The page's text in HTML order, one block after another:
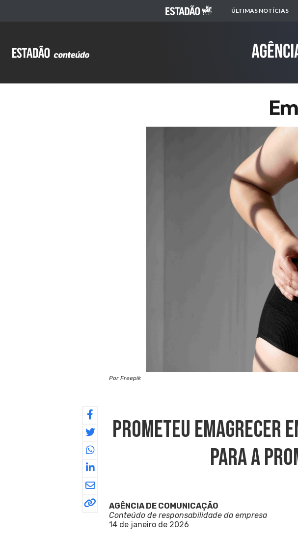
ÚLTIMAS NOTÍCIAS
Por Freepik
Prometeu Emagrecer
Para A
AGÊNCIA DE COMUNICAÇÃO
Conteúdo de responsabilidade da empresa
14 de janeiro de 2026